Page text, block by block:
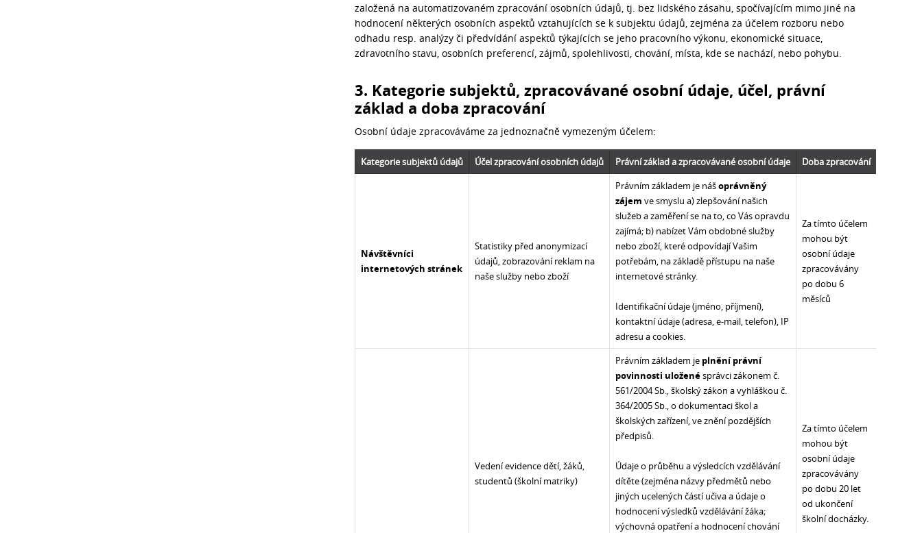
založená na automatizovaném zpracování osobních údajů, tj. bez lidského zásahu, spočívajícím mimo jiné na
hodnocení některých osobních aspektů vztahujících se k subjektu údajů, zejména za účelem rozboru nebo
odhadu resp. analýzy či předvídání aspektů týkajících se jeho pracovního výkonu, ekonomické situace,
zdravotního stavu, osobních preferencí, zájmů, spolehlivosti, chování, místa, kde se nachází, nebo pohybu.
3. Kategorie subjektů, zpracovávané osobní údaje, účel, právní
základ a doba zpracování
Osobní údaje zpracováváme za jednoznačně vymezeným účelem:
Kategorie subjektů údajů Účel zpracování osobních údajů Právní základ a zpracovávané osobní údaje Doba zpracování
Návštěvníci
internetových stránek
Statistiky před anonymizací
údajů, zobrazování reklam na
naše služby nebo zboží
Právním základem je nášoprávněný
zájem ve smyslu a) zlepšování našich
služeb a zaměření se na to, co Vás opravdu
zajímá; b) nabízet Vám obdobné služby
nebo zboží, které odpovídají Vašim
potřebám, na základě přístupu na naše
internetové stránky.
Identifikační údaje (jméno, příjmení),
kontaktní údaje (adresa, e-mail, telefon), IP
adresu a cookies.
Za tímto účelem
mohou být
osobní údaje
zpracovávány
po dobu 6
měsíců
Vedení evidence dětí, žáků,
studentů (školní matriky)
Právním základem je plnění právní
povinnosti uloženésprávci zákonem č.
561/2004 Sb., školský zákon a vyhláškou č.
364/2005 Sb., o dokumentaci škol a
školských zařízení, ve znění pozdějších
předpisů.
Údaje o průběhu a výsledcích vzdělávání
dítěte (zejména názvy předmětů nebo
jiných ucelených částí učiva a údaje o
hodnocení výsledků vzdělávání žáka;
výchovná opatření a hodnocení chování
Za tímto účelem
mohou být
osobní údaje
zpracovávány
po dobu 20 let
od ukončení
školní docházky.